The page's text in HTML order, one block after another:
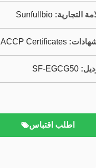
التجارية: Sunfullbio
Certificates
SF-EGCG50
اطلب اقتباس